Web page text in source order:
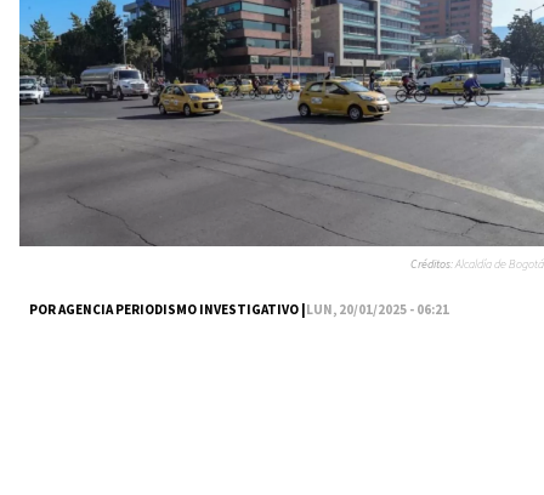
POR AGENCIA PERIODISMO INVESTIGATIVO |LUN, 20/01/2025 - 06:21
Créditos:Alcaldía de Bogotá